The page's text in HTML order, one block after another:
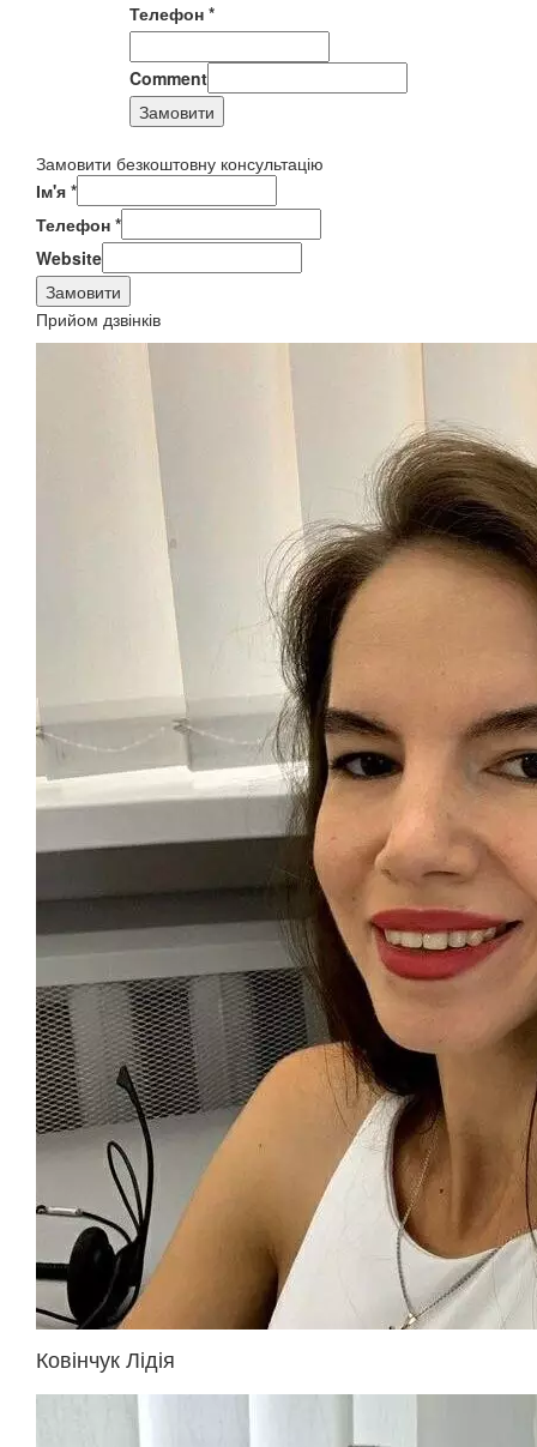
Телефон *
Comment
Замовити
Замовити безкоштовну консультацію
Ім'я *
Телефон *
Website
Замовити
Прийом дзвінків
Ковінчук Лідія